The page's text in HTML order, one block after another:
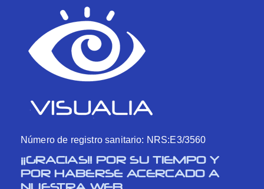
Número de registro sanitario: NRS:E3/3560
¡¡GRACIAS!! POR SU TIEMPO Y
POR HABERSE ACERCADO A